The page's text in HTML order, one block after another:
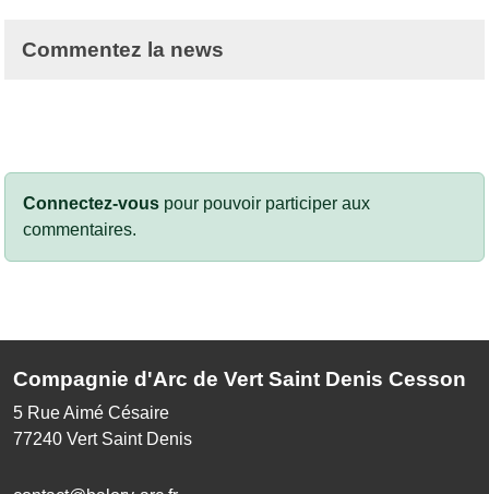
Commentez la news
Connectez-vous pour pouvoir participer aux
commentaires.
Compagnie d'Arc de Vert Saint Denis Cesson
5 Rue Aimé Césaire
77240 Vert Saint Denis